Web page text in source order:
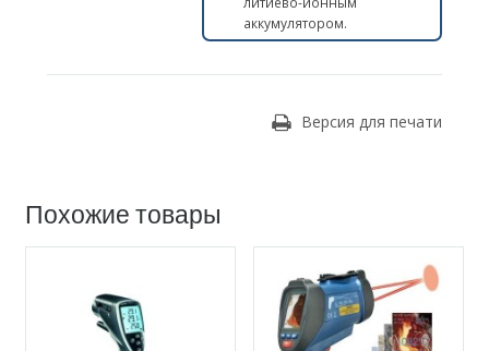
аккумулятором.
Версия для печати
Похожие товары